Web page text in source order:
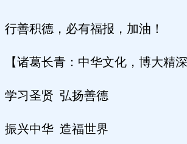
行善积德，必有福报，加油！
【诸葛长青：中华文化，博大精深
学习圣贤 弘扬善德
振兴中华 造福世界